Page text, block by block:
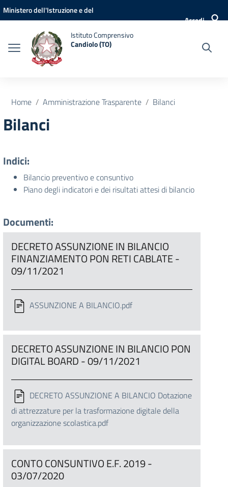
Vai ai contenuti
Vai al menu di navigazione
Vai al footer
Ministero dell'Istruzione e del
Accedi
Istituto Comprensivo
Candiolo (TO)
Home Amministrazione Trasparente Bilanci
Bilanci
Indici:
Bilancio preventivo e consuntivo
Piano degli indicatori e dei risultati attesi di bilancio
Documenti:
DECRETO ASSUNZIONE IN BILANCIO
FINANZIAMENTO PON RETI CABLATE -
09/11/2021
ASSUNZIONE A BILANCIO.pdf
DECRETO ASSUNZIONE IN BILANCIO PON
DIGITAL BOARD - 09/11/2021
DECRETO ASSUNZIONE A BILANCIO Dotazione
di attrezzature per la trasformazione digitale della
organizzazione scolastica.pdf
CONTO CONSUNTIVO E.F. 2019 -
03/07/2020